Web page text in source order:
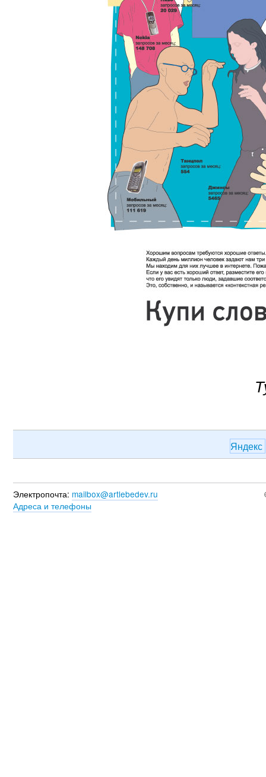
Яндекс
Электропочта: mailbox@artlebedev.ru
Адреса и телефоны